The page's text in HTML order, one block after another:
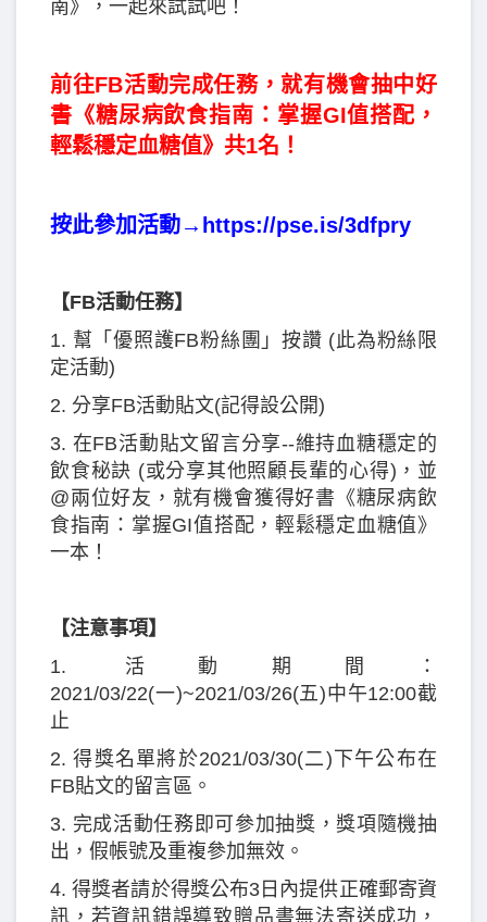
南》，一起來試試吧！
前往FB活動完成任務，就有機會抽中好
書《糖尿病飲食指南：掌握GI值搭配，
輕鬆穩定血糖值》共1名！
按此參加活動→ https://pse.is/3dfpry
【FB活動任務】
1. 幫「優照護FB粉絲團」按讚 (此為粉絲限
定活動)
2. 分享FB活動貼文(記得設公開)
3. 在FB活動貼文留言分享--維持血糖穩定的
飲食秘訣 (或分享其他照顧長輩的心得)，並
@兩位好友，就有機會獲得好書《糖尿病飲
食指南：掌握GI值搭配，輕鬆穩定血糖值》
一本！
【注意事項】
1. 活動期間：
2021/03/22(一)~2021/03/26(五)中午12:00截
止
2. 得獎名單將於2021/03/30(二)下午公布在
FB貼文的留言區。
3. 完成活動任務即可參加抽獎，獎項隨機抽
出，假帳號及重複參加無效。
4. 得獎者請於得獎公布3日內提供正確郵寄資
訊，若資訊錯誤導致贈品書無法寄送成功，